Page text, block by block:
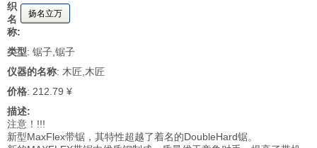
织
名
称:
扬名立万
类型: 锯子,锯子
仪器的名称: 木匠,木匠
价格: 212.79 ¥
描述:
注意！!!!
新型MaxFlex带锯，其特性超越了着名的DoubleHard锯。